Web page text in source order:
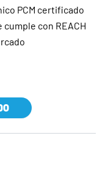
PCM certificado
cumple con REACH